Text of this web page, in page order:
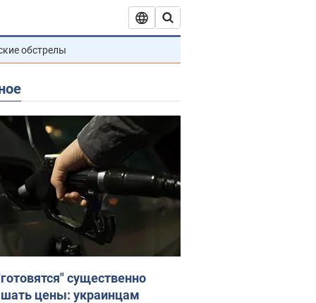
обстрелы
существенно
цены: украинцам